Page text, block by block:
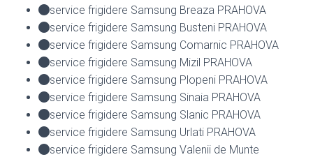
service frigidere Samsung Breaza PRAHOVA
service frigidere Samsung Busteni PRAHOVA
service frigidere Samsung Comarnic PRAHOVA
service frigidere Samsung Mizil PRAHOVA
service frigidere Samsung Plopeni PRAHOVA
service frigidere Samsung Sinaia PRAHOVA
service frigidere Samsung Slanic PRAHOVA
service frigidere Samsung Urlati PRAHOVA
service frigidere Samsung Valenii de Munte